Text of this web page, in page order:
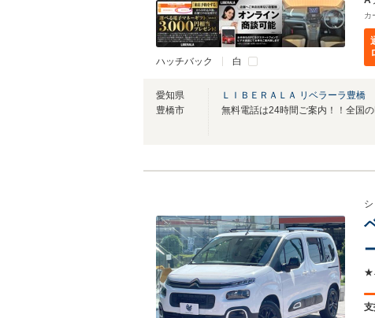
ハッチバック 白
カ
愛知県
豊橋市
ＬＩＢＥＲＡＬＡ リベラーラ豊橋